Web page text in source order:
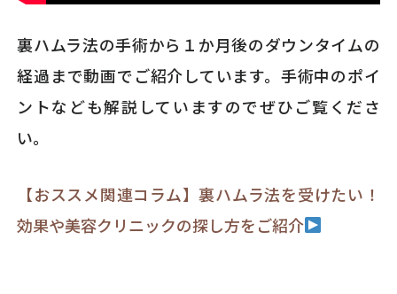
裏ハムラ法の手術から１か月後のダウンタイムの
経過まで動画でご紹介しています。手術中のポイ
ントなども解説していますのでぜひご覧くださ
い。
【おススメ関連コラム】裏ハムラ法を受けたい！
効果や美容クリニックの探し方をご紹介